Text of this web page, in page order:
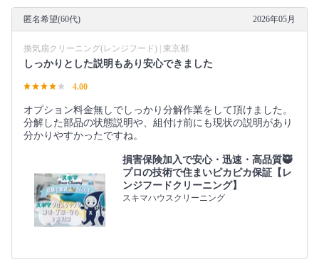
匿名希望(60代) 2026年05月
換気扇クリーニング(レンジフード) | 東京都
しっかりとした説明もあり安心できました
4.00
オプション料金無しでしっかり分解作業をして頂けました。
分解した部品の状態説明や、組付け前にも現状の説明があり
分かりやすかったですね。
損害保険加入で安心・迅速・高品質🥷
プロの技術で住まいピカピカ保証【レ
ンジフードクリーニング】
スキマハウスクリーニング